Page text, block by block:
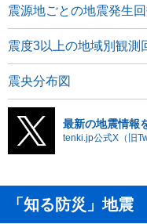
震源地ごとの地震発生
震度3以上の地域別観測
震央分布図
最新の地震情報
tenki.jp公式X（旧
「知る防災」地震